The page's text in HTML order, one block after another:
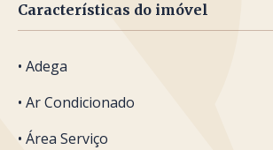
Características do imóvel
• Adega
• Ar Condicionado
• Área Serviço